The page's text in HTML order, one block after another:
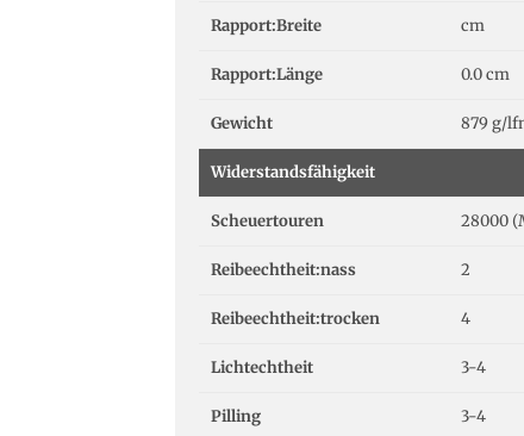
Rapport:Breite cm
Rapport:Länge 0.0 cm
Gewicht 879 g/
Widerstandsfähigkeit
Scheuertouren 28000
Reibeechtheit:nass 2
Reibeechtheit:trocken 4
Lichtechtheit 3-4
Pilling 3-4